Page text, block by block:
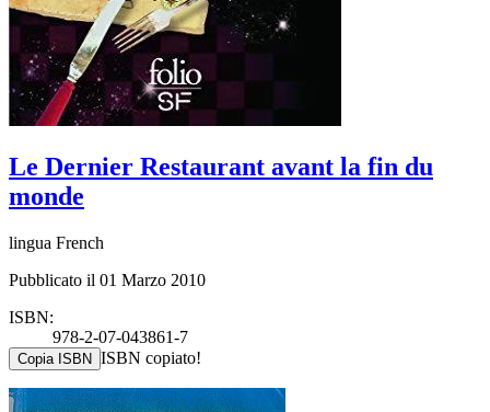
Le Dernier Restaurant avant la fin du
monde
lingua French
Pubblicato il 01 Marzo 2010
ISBN:
978-2-07-043861-7
Copia ISBN ISBN copiato!